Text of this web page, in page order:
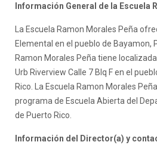
Información General de la Escuela
La Escuela Ramon Morales Peña
Elemental en el pueblo de Bayamon,
Ramon Morales Peña tiene
Urb Riverview Calle 7 Blq F en el
Rico. La Escuela Ramon Morales
programa de Escuela Abierta del
de Puerto Rico.
Información del Director(a) y